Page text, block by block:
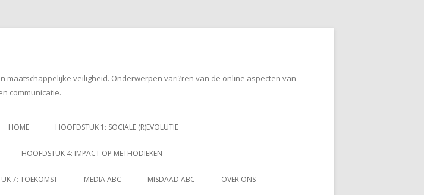
maatschappelijke veiligheid. Onderwerpen vari?ren van de online aspecten van
communicatie.
naar
HOME HOOFDSTUK 1: SOCIALE (R)EVOLUTIE
HOOFDSTUK 4: IMPACT OP METHODIEKEN
7: TOEKOMST MEDIA ABC MISDAAD ABC OVER ONS